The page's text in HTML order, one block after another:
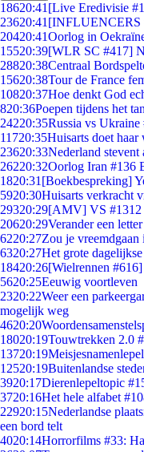
18620:41 [Live Eredivisie
23620:41 [INFLUENCERS
20420:41Oorlog in
15520:39[WLR SC #417]
28820:38Centraal
15620:38Tour de France
10820:37Hoe denkt God
820:36Poepen tijdens het
24220:35Russia vs Ukraine
11720:35Huisarts doet
23620:33Nederland
26220:32Oorlog Iran #136
1820:31 [Boekbespreking]
5920:30Huisarts verkracht
29320:29[AMV] VS #1312
20620:29Verander een
6220:27Zou je vreemdgaan
6320:27Het grote
18420:26[Wielrennen
5620:25Eeuwig voortleven
2320:22Weer een
mogelijk weg
4620:20
18020:19Touwtrekken 2.0
13720:19
12520:19Buitenlandse
3920:17Dierenlepeltopic
3720:16Het hele alfabet
22920:15Nederlandse
een bord telt
4020:14Horrorfilms #33: